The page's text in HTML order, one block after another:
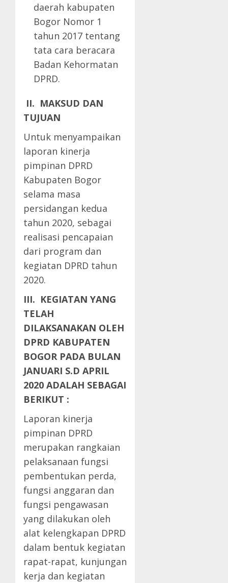
daerah kabupaten
Bogor Nomor 1
tahun 2017 tentang
tata cara beracara
Badan Kehormatan
DPRD.
II. MAKSUD DAN
TUJUAN
Untuk menyampaikan
laporan kinerja
pimpinan DPRD
Kabupaten Bogor
selama masa
persidangan kedua
tahun 2020, sebagai
realisasi pencapaian
dari program dan
kegiatan DPRD tahun
2020.
III. KEGIATAN YANG
TELAH
DILAKSANAKAN OLEH
DPRD KABUPATEN
BOGOR PADA BULAN
JANUARI S.D APRIL
2020 ADALAH SEBAGAI
BERIKUT :
Laporan kinerja
pimpinan DPRD
merupakan rangkaian
pelaksanaan fungsi
pembentukan perda,
fungsi anggaran dan
fungsi pengawasan
yang dilakukan oleh
alat kelengkapan DPRD
dalam bentuk kegiatan
rapat-rapat, kunjungan
kerja dan kegiatan